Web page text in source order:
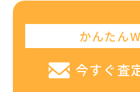
かんたん
今すぐ査